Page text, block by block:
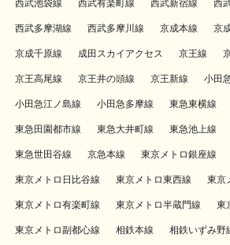
西武池袋線 西武有楽町線 西武新宿線 西
西武多摩湖線 西武多摩川線 京成本線 京
京成千原線 成田スカイアクセス 京王線
京王高尾線 京王井の頭線 京王新線 小田
小田急江ノ島線 小田急多摩線 東急東横線
東急田園都市線 東急大井町線 東急池上線
東急世田谷線 京急本線 東京メトロ銀座線
東京メトロ日比谷線 東京メトロ東西線 東京
東京メトロ有楽町線 東京メトロ半蔵門線 東
東京メトロ副都心線 相鉄本線 相鉄いずみ野